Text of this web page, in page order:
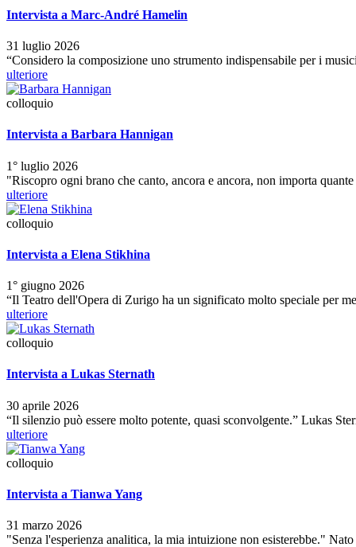
Intervista a Marc-André Hamelin
31 luglio 2026
“Considero la composizione uno strumento indispensabile per i
ulteriore
colloquio
Intervista a Barbara Hannigan
1° luglio 2026
"Riscopro ogni brano che canto, ancora e ancora, non importa
ulteriore
colloquio
Intervista a Elena Stikhina
1° giugno 2026
“Il Teatro dell'Opera di Zurigo ha un significato molto speciale per
ulteriore
colloquio
Intervista a Lukas Sternath
30 aprile 2026
“Il silenzio può essere molto potente, quasi sconvolgente.” Lukas
ulteriore
colloquio
Intervista a Tianwa Yang
31 marzo 2026
"Senza l'esperienza analitica, la mia intuizione non esisterebbe."